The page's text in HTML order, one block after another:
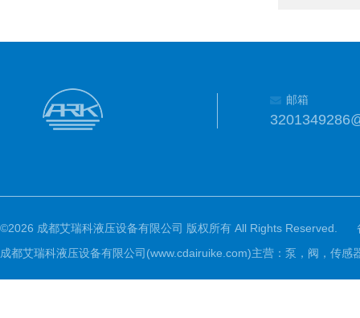
邮箱
©2026 成都艾瑞科液压设备有限公司 版权所有 All Rights Reserved.
成都艾瑞科液压设备有限公司(www.cdairuike.com)主营：泵，阀，传